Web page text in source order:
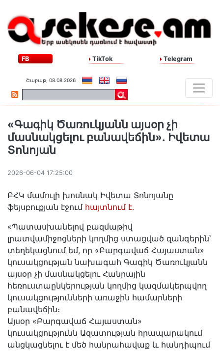
FB TikTok Telegram
Շաբաթ, 08.08.2026
«Գագիկ Ծառուկյանն այսօր չի
մասնակցելու բանավեճին»․ Իվետա
Տոնոյան
2026-06-04 17:25:00
ԲՀԿ մամուլի խոսնակ Իվետա Տոնոյանը
ֆեյսբուքյան էջում հայտնում է․
«Պատասխանելով բազմաթիվ
լրատվամիջոցների կողմից ստացված զանգերին՝
տեղեկացնում եմ, որ «Բարգավաճ Հայաստան»
կուսակցության նախագահ Գագիկ Ծառուկյանն
այսօր չի մասնակցելու Հանրային
հեռուստաընկերության կողմից կազմակերպվող
կուսակցությունների առաջին համարների
բանավեճին։
Այսօր «Բարգավաճ Հայաստան»
կուսակցությունն Ազատության հրապարակում
անցկացնելու է մեծ հանրահավաք և հանդիպում